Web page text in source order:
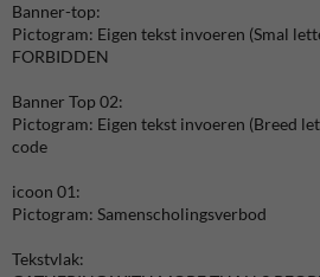
Banner-top:
Pictogram: Eigen tekst invoeren (Smal
FORBIDDEN
Banner Top 02:
Pictogram: Eigen tekst invoeren (Breed
code
icoon 01:
Pictogram: Samenscholingsverbod
Tekstvlak: